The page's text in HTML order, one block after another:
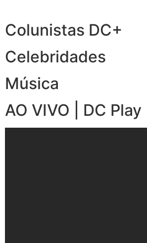
Colunistas DC+
Celebridades
Música
AO VIVO | DC Play